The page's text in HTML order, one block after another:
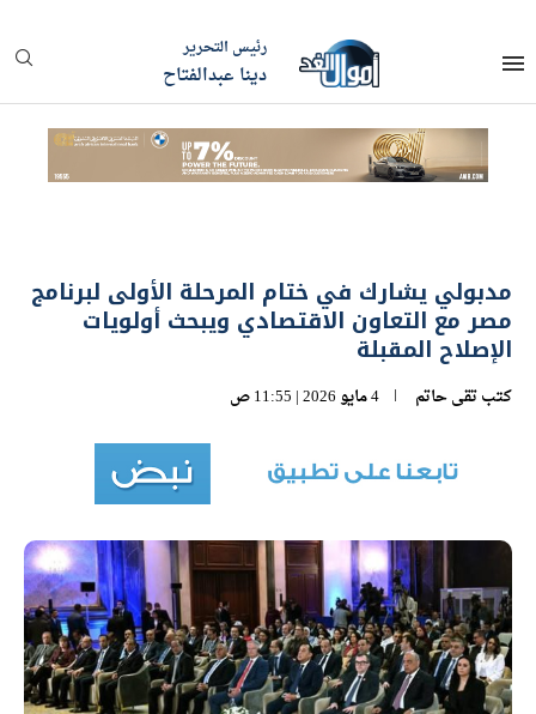
رئيس التحرير
دينا عبدالفتاح
مدبولي يشارك في ختام المرحلة الأولى لبرنامج
مصر مع التعاون الاقتصادي ويبحث أولويات
الإصلاح المقبلة
كتبتقى حاتم 4 مايو 2026 | 11:55 ص